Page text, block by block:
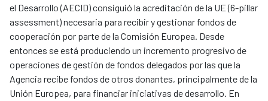
el Desarrollo (AECID) consiguió la acreditación de la UE (6-pillar
assessment) necesaria para recibir y gestionar fondos de
cooperación por parte de la Comisión Europea. Desde
entonces se está produciendo un incremento progresivo de
operaciones de gestión de fondos delegados por las que la
Agencia recibe fondos de otros donantes, principalmente de la
Unión Europea, para financiar iniciativas de desarrollo. En